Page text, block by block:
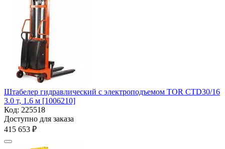
Штабелер гидравлический с электроподъемом TOR CTD30/16
3.0 т, 1.6 м [1006210]
Код: 225518
Доступно для заказа
415 653 ₽